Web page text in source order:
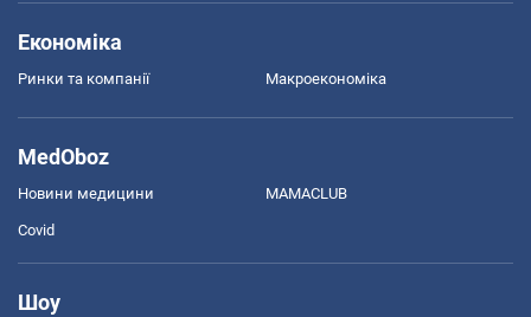
Економіка
Ринки та компанії Макроекономіка
MedOboz
Новини медицини MAMACLUB
Covid
Шоу